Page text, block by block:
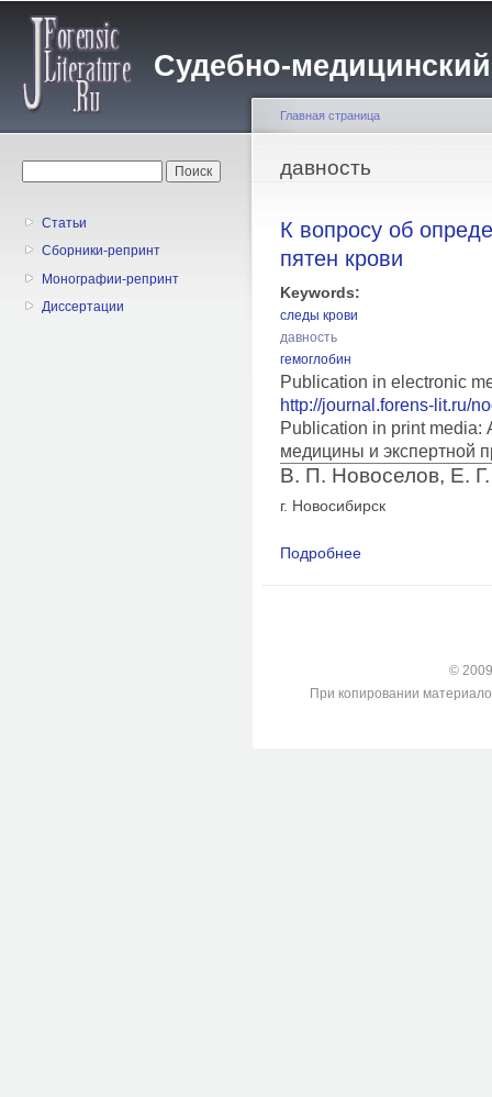
Судебно-
Статьи
Сборники-репринт
Монографии-репринт
Диссертации
Вы здесь
Главная страница
давность
К вопросу об
пятен крови
Keywords:
следы крови
давность
гемоглобин
Publication in electronic
http://journal.forens-lit.ru/
Publication in print media:
медицины и экспертной
В. П. Новоселов, Е.
г. Новосибирск
Подробнее
©
При копировании